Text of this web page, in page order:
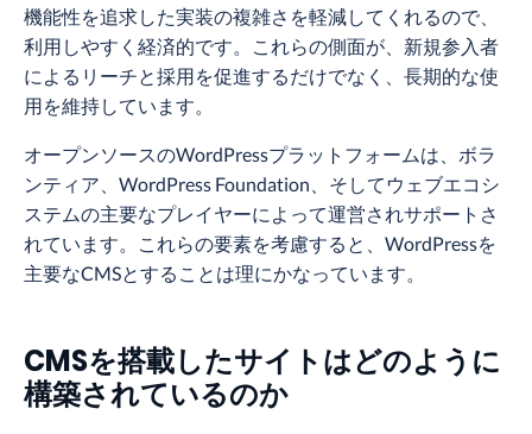
機能性を追求した実装の複雑さを軽減してくれるので、
利用しやすく経済的です。これらの側面が、新規参入者
によるリーチと採用を促進するだけでなく、長期的な使
用を維持しています。
オープンソースのWordPressプラットフォームは、ボラ
ンティア、WordPress Foundation、そしてウェブエコシ
ステムの主要なプレイヤーによって運営されサポートさ
れています。これらの要素を考慮すると、WordPressを
主要なCMSとすることは理にかなっています。
CMSを搭載したサイトはどのように
構築されているのか